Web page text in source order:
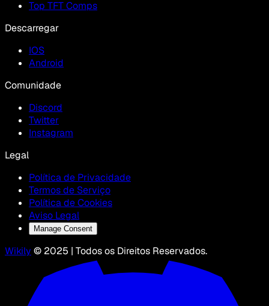
Top TFT Comps
Descarregar
IOS
Android
Comunidade
Discord
Twitter
Instagram
Legal
Política de Privacidade
Termos de Serviço
Política de Cookies
Aviso Legal
Manage Consent
Wikily © 2025 | Todos os Direitos Reservados.